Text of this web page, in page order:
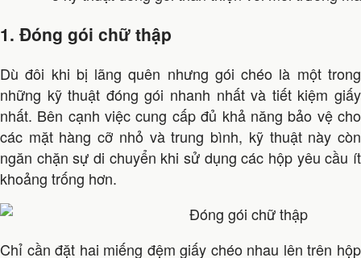
1. Đóng gói chữ thập
Dù đôi khi bị lãng quên nhưng gói chéo là một trong
những kỹ thuật đóng gói nhanh nhất và tiết kiệm giấy
nhất. Bên cạnh việc cung cấp đủ khả năng bảo vệ cho
các mặt hàng cỡ nhỏ và trung bình, kỹ thuật này còn
ngăn chặn sự di chuyển khi sử dụng các hộp yêu cầu ít
khoảng trống hơn.
Chỉ cần đặt hai miếng đệm giấy chéo nhau lên trên hộp